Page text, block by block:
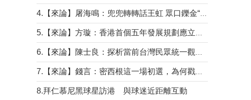
8.拜仁慕尼黑球星訪港 與球迷近距離互動